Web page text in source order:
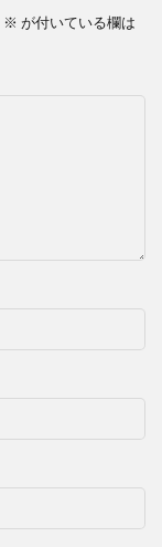
※ が付いている欄は